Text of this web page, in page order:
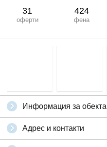
31
оферти
424
фена
Информация за обекта
Адрес и контакти